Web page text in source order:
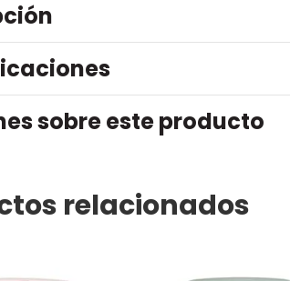
sobre este producto
relacionados